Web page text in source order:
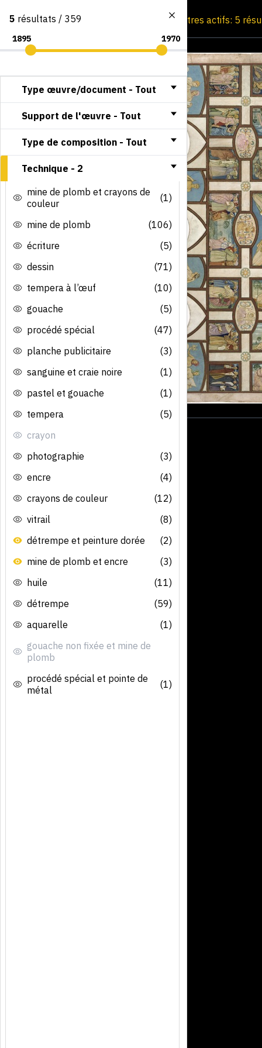
Consultation par image Filtres actifs: 5
5 résultats / 359
Type œuvre/document - Tout
Support de l'œuvre - Tout
Type de composition - Tout
Technique - 2
mine de plomb et crayons de
couleur
(1)
mine de plomb
(106)
écriture
(5)
dessin
(71)
tempera à l’œuf
(10)
gouache
(5)
procédé spécial
(47)
planche publicitaire
(3)
sanguine et craie noire
(1)
pastel et gouache
(1)
tempera
(5)
crayon
photographie
(3)
encre
(4)
crayons de couleur
(12)
vitrail
(8)
détrempe et peinture dorée
(2)
mine de plomb et encre
(3)
huile
(11)
détrempe
(59)
aquarelle
(1)
gouache non fixée et mine de
plomb
procédé spécial et pointe de
métal
(1)